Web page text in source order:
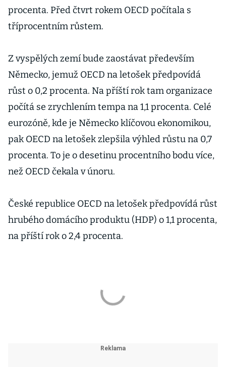
procenta. Před čtvrt rokem OECD počítala s
tříprocentním růstem.
Z vyspělých zemí bude zaostávat především
Německo, jemuž OECD na letošek předpovídá
růst o 0,2 procenta. Na příští rok tam organizace
počítá se zrychlením tempa na 1,1 procenta. Celé
eurozóně, kde je Německo klíčovou ekonomikou,
pak OECD na letošek zlepšila výhled růstu na 0,7
procenta. To je o desetinu procentního bodu více,
než OECD čekala v únoru.
České republice OECD na letošek předpovídá růst
hrubého domácího produktu (HDP) o 1,1 procenta,
na příští rok o 2,4 procenta.